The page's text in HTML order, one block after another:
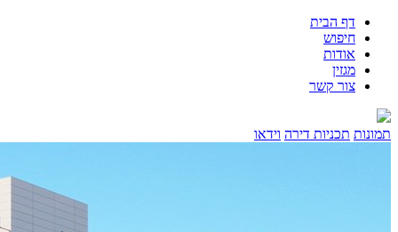
דף הבית
חיפוש
אודות
מגזין
צור קשר
תמונות תכניות דירה וידאו